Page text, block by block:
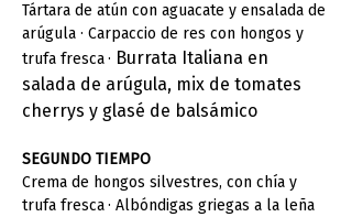
Tártara de atún con aguacate y ensalada de
arúgula · Carpaccio de res con hongos y
trufa fresca· Burrata Italiana en
salada de arúgula, mix de tomates
cherrys y glasé de balsámico
SEGUNDO TIEMPO
Crema de hongos silvestres, con chía y
trufa fresca· Albóndigas griegas a la leña